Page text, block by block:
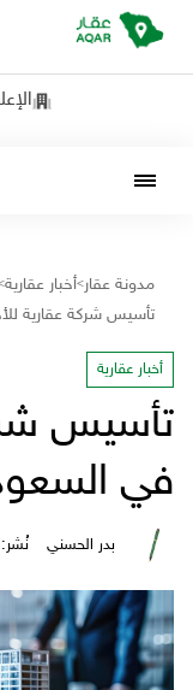
مدونة عقار>أخبار عقارية
تأسيس شركة عقارية
أخبار عقارية
تأسيس
في
بدر الحسني نُشر: